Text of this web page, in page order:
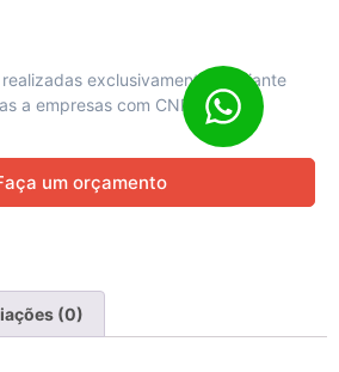
exclusivamente mediante
a empresas com CNPJ ativo
um orçamento
(0)